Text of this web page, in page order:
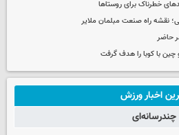
خطرناک برای روستاها
نقشه راه صنعت مبلمان ملایر
حاضر
با کوبا را هدف گرفت
اخبار ورزش
چندرسانه‌ای